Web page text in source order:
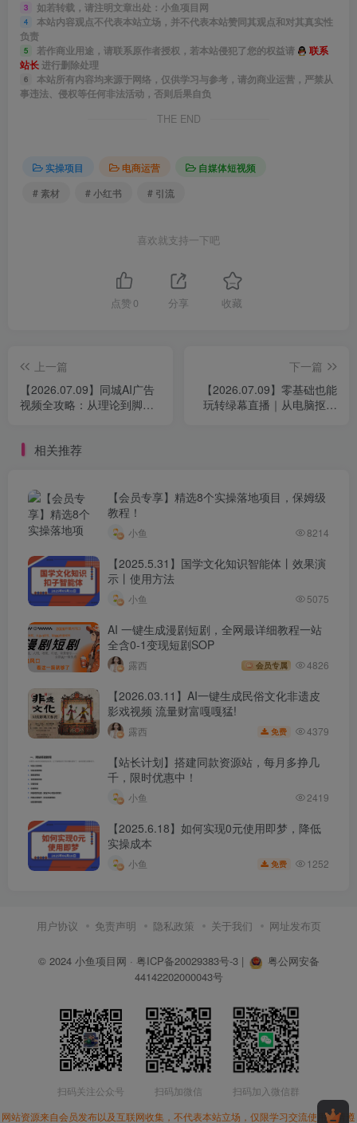
3 如若转载，请注明文章出处：小鱼项目网
4
本站内容观点不代表本站立场，并不代表本站赞同其观点和对其真实性
负责
5 若作商业用途，请联系原作者授权，若本站侵犯了您的权益请
联系
站长进行删除处理
6
本站所有内容均来源于网络，仅供学习与参考，请勿商业运营，严禁从
事违法、侵权等任何非法活动，否则后果自负
THE END
实操项目 电商运营
自媒体短视频
# 素材
# 小红书 # 引流
喜欢就支持一下吧
点赞 0 分享 收藏
上一篇
【2026.07.09】同城AI广告
视频全攻略：从理论到脚
下一篇
【2026.07.09】零基础也能
玩转绿幕直播｜从电脑抠像
相关推荐
【会员专享】精选8个实操落地项目，保姆级
教程！
小鱼 8214
【2025.5.31】国学文化知识智能体丨效果演
示丨使用方法
小鱼 5075
AI 一键生成漫剧短剧，全网最详细教程一站
全含0-1变现短剧SOP
露西 会员专属 4826
【2026.03.11】AI一键生成民俗文化非遗皮
影戏视频 流量财富嘎嘎猛!
露西 免费 4379
【站长计划】搭建同款资源站，每月多挣几
千，限时优惠中！
小鱼 2419
【2025.6.18】如何实现0元使用即梦，降低
实操成本
小鱼 免费 1252
用户协议 免责声明 隐私政策 关于我们 网址发布页
© 2024 小鱼项目网 · 粤ICP备20029383号-3|
粤公网安备
44142202000043号
扫码关注公众号 扫码加微信
扫码加入微信群
网站资源来自会员发布以及互联网收集，不代表本站立场，仅限学习交流使用。请遵